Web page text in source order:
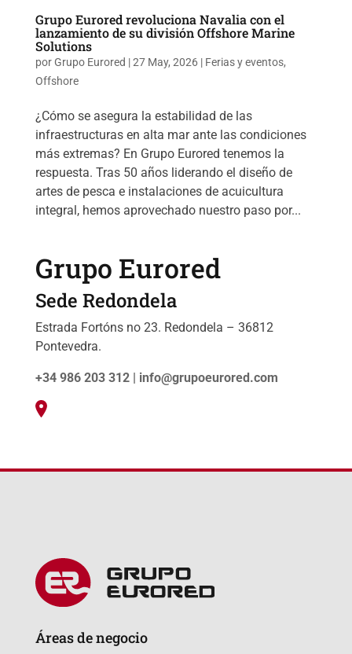
Grupo Eurored revoluciona Navalia con el
lanzamiento de su división Offshore Marine
Solutions
porGrupo Eurored |27 May, 2026| Ferias y eventos,
Offshore
¿Cómo se asegura la estabilidad de las
infraestructuras en alta mar ante las condiciones
más extremas? En Grupo Eurored tenemos la
respuesta. Tras 50 años liderando el diseño de
artes de pesca e instalaciones de acuicultura
integral, hemos aprovechado nuestro paso por...
Grupo Eurored
Sede Redondela
Estrada Fortóns no 23. Redondela – 36812
Pontevedra.
+34 986 203 312 | info@grupoeurored.com
Áreas de negocio